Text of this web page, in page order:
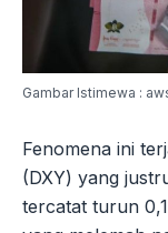
Gambar Istimewa :
Fenomena ini
(DXY) yang
tercatat turun